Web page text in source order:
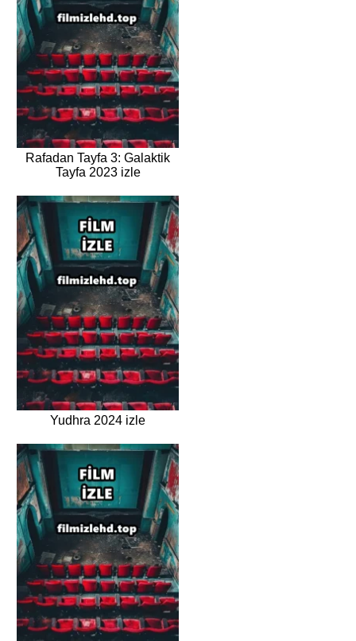
Rafadan Tayfa 3: Galaktik
Tayfa 2023 izle
Yudhra 2024 izle